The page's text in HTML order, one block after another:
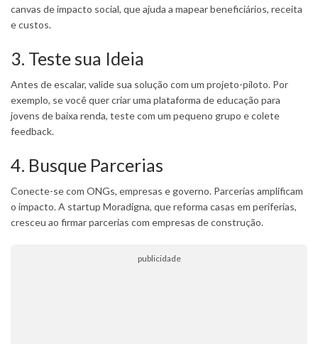
canvas de impacto social, que ajuda a mapear beneficiários, receita
e custos.
3. Teste sua Ideia
Antes de escalar, valide sua solução com um projeto-piloto. Por
exemplo, se você quer criar uma plataforma de educação para
jovens de baixa renda, teste com um pequeno grupo e colete
feedback.
4. Busque Parcerias
Conecte-se com ONGs, empresas e governo. Parcerias amplificam
o impacto. A startup Moradigna, que reforma casas em periferias,
cresceu ao firmar parcerias com empresas de construção.
publicidade